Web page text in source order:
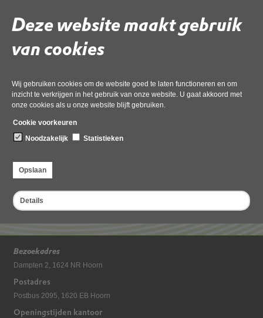
Deze website maakt gebruik
van cookies
Wij gebruiken cookies om de website goed te laten functioneren en om
inzicht te verkrijgen in het gebruik van onze website. U gaat akkoord met
onze cookies als u onze website blijft gebruiken.
Cookie voorkeuren
Noodzakelijk
Statistieken
Opslaan
Details
Ontheffing
Bezoekadres
Dampten 2, 1624 NR Hoorn
Postadres
Postbus 2095, 1620 EB Hoorn
Openingstijden kantoor